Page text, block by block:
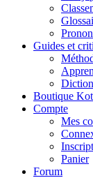
Guides et
Boutique
Compte
Mes
Panier
Forum